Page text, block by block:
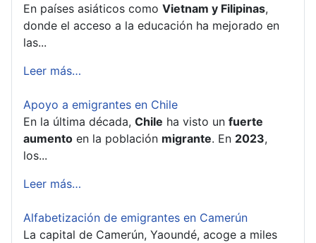
En países asiáticos como Vietnam y Filipinas,
donde el acceso a la educación ha mejorado en
las...
Leer más…
Apoyo a emigrantes en Chile
En la última década, Chile ha visto un fuerte
aumento en la población migrante. En 2023,
los...
Leer más…
Alfabetización de emigrantes en Camerún
La capital de Camerún, Yaoundé, acoge a miles